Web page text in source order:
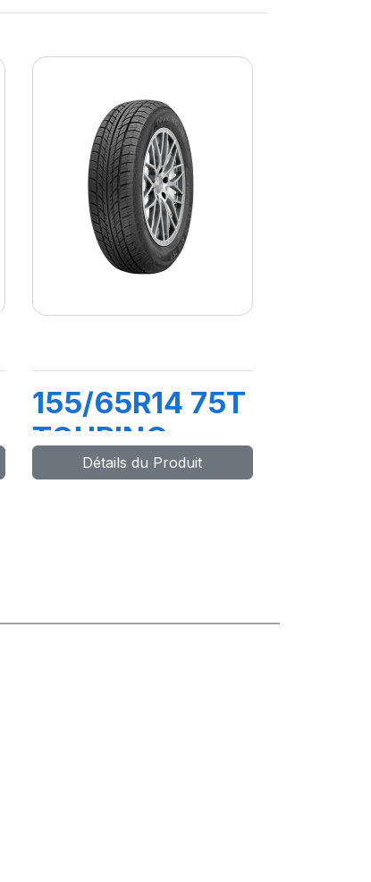
155/65R14 75T
TOURING
Détails du Produit